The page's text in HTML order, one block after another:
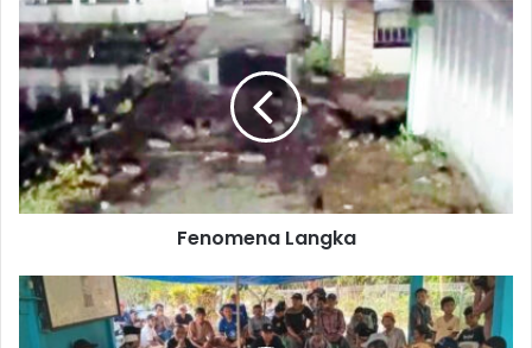
Fenomena
Langka
Fenomena Langka
Eksistensi
Hajat
Bumi